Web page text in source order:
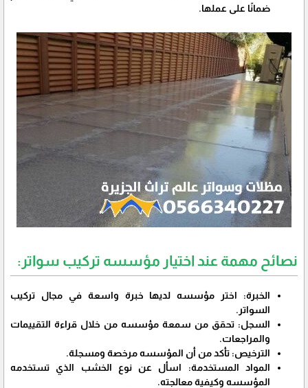
ضمانًا على عملها.
نصائح مهمة عند اختيار مؤسسه تركيب سواتر:
الخبرة: اختر مؤسسه لديها خبرة واسعة في مجال تركيب
السواتر.
السجل: تحقق من سمعة مؤسسه من خلال قراءة التقييمات
والمراجعات.
الترخيص: تأكد من أن المؤسسه مرخصة ومسجلة.
المواد المستخدمة: اسأل عن نوع الخشب الذي تستخدمه
المؤسسه وكيفية معالجته.